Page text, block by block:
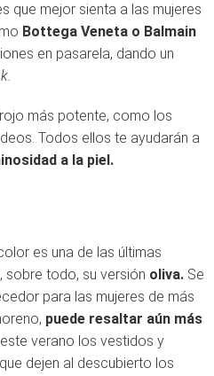
que mejor sienta a las mujeres
Bottega Veneta o Balmain
en pasarela, dando un
más potente, como los
Todos ellos te ayudarán a
a la piel.
es una de las últimas
sobre todo, su versión oliva. Se
para las mujeres de más
puede resaltar aún más
verano los vestidos y
dejen al descubierto los